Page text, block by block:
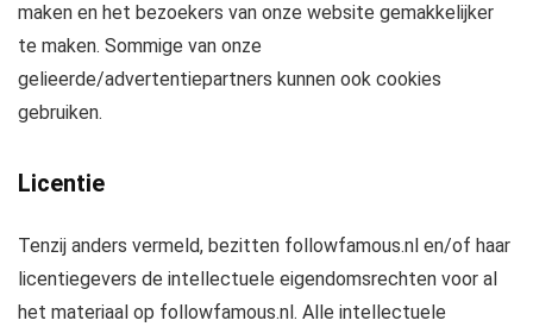
maken en het bezoekers van onze website gemakkelijker
te maken. Sommige van onze
gelieerde/advertentiepartners kunnen ook cookies
gebruiken.
Licentie
Tenzij anders vermeld, bezitten followfamous.nl en/of haar
licentiegevers de intellectuele eigendomsrechten voor al
het materiaal op followfamous.nl. Alle intellectuele